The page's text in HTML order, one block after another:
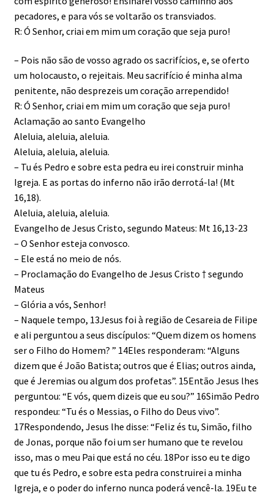
pecadores, e para vós se voltarão os transviados.
R: Ó Senhor, criai em mim um co­ração que seja puro!
– Pois não são de vosso agrado os sacrifícios, e, se oferto
um holocausto, o rejeitais. Meu sacrifício é minha alma
penitente, não desprezeis um coração arrependido!
R: Ó Senhor, criai em mim um co­ração que seja puro!
Aclamação ao santo Evangelho
Aleluia, aleluia, aleluia.
Aleluia, aleluia, aleluia.
– Tu és Pedro e sobre esta pedra eu irei construir minha
Igreja. E as portas do inferno não irão derrotá-la! (Mt
16,18).
Aleluia, aleluia, aleluia.
Evangelho de Jesus Cristo, segundo Mateus: Mt 16,13-23
– O Senhor esteja convosco.
– Ele está no meio de nós.
– Proclamação do Evangelho de Jesus Cristo † segundo
Mateus
– Glória a vós, Senhor!
– Naquele tempo, 13Jesus foi à região de Cesareia de Filipe
e ali perguntou a seus discípulos: “Quem dizem os homens
ser o Filho do Homem? ” 14Eles responderam: “Alguns
dizem que é João Batista; outros que é Elias; outros ainda,
que é Jeremias ou algum dos profetas”. 15Então Jesus lhes
perguntou: “E vós, quem dizeis que eu sou?” 16Simão Pedro
respondeu: “Tu és o Messias, o Filho do Deus vivo”.
17Respondendo, Jesus lhe disse: “Feliz és tu, Simão, filho
de Jonas, porque não foi um ser humano que te revelou
isso, mas o meu Pai que está no céu. 18Por isso eu te digo
que tu és Pedro, e sobre esta pedra construirei a minha
Igreja, e o poder do inferno nunca poderá vencê-la. 19Eu te